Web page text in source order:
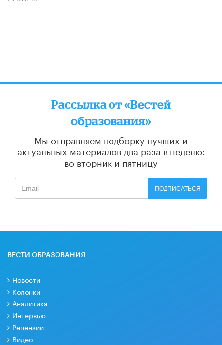
Рассылка от «Вестей
образования»
Мы отправляем подборку лучших и
актуальных материалов два раза в неделю:
во вторник и пятницу
ПОДПИСАТЬСЯ
ВЕСТИ ОБРАЗОВАНИЯ
Новости
Колонки
Аналитика
Интервью
Рецензии
Видео